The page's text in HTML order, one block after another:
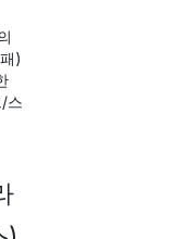
)
스